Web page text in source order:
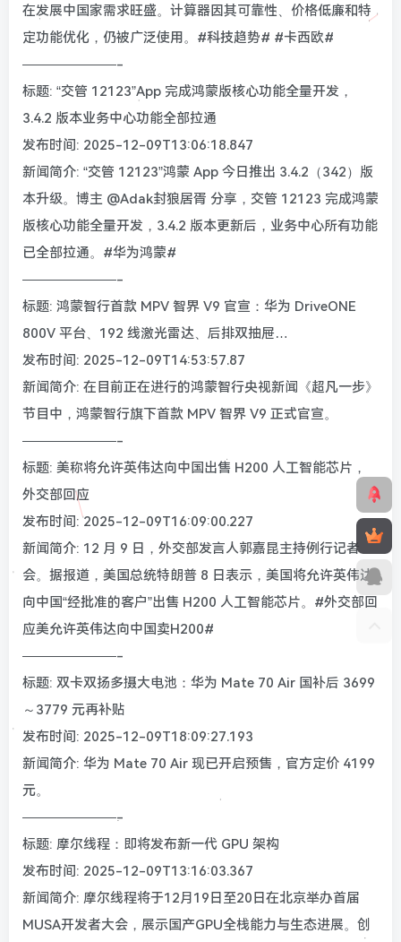
在发展中国家需求旺盛。计算器因其可靠性、价格低廉和特
定功能优化，仍被广泛使用。#科技趋势# #卡西欧#
———————-
标题: “交管 12123”App 完成鸿蒙版核心功能全量开发，
3.4.2 版本业务中心功能全部拉通
发布时间: 2025-12-09T13:06:18.847
新闻简介: “交管 12123”鸿蒙 App 今日推出 3.4.2（342）版
本升级。博主 @Adak封狼居胥 分享，交管 12123 完成鸿蒙
版核心功能全量开发，3.4.2 版本更新后，业务中心所有功能
已全部拉通。#华为鸿蒙#
———————-
标题: 鸿蒙智行首款 MPV 智界 V9 官宣：华为 DriveONE
800V 平台、192 线激光雷达、后排双抽屉…
发布时间: 2025-12-09T14:53:57.87
新闻简介: 在目前正在进行的鸿蒙智行央视新闻《超凡一步》
节目中，鸿蒙智行旗下首款 MPV 智界 V9 正式官宣。
———————-
标题: 美称将允许英伟达向中国出售 H200 人工智能芯片，
外交部回应
发布时间: 2025-12-09T16:09:00.227
新闻简介: 12 月 9 日，外交部发言人郭嘉昆主持例行记者
会。据报道，美国总统特朗普 8 日表示，美国将允许英伟达
向中国“经批准的客户”出售 H200 人工智能芯片。#外交部回
应美允许英伟达向中国卖H200#
———————-
标题: 双卡双扬多摄大电池：华为 Mate 70 Air 国补后 3699
～3779 元再补贴
发布时间: 2025-12-09T18:09:27.193
新闻简介: ‏华为 Mate 70 Air 现已开启预售，官方定价 4199
元。
———————-
标题: 摩尔线程：即将发布新一代 GPU 架构
发布时间: 2025-12-09T13:16:03.367
新闻简介: 摩尔线程将于12月19日至20日在北京举办首届
MUSA开发者大会，展示国产GPU全栈能力与生态进展。创